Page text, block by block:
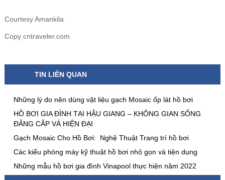
Courtesy Amankila
Copy cntraveler.com
TIN LIÊN QUAN
Những lý do nên dùng vật liệu gạch Mosaic ốp lát hồ bơi
HỒ BƠI GIA ĐÌNH TẠI HẬU GIANG – KHÔNG GIAN SỐNG
ĐẲNG CẤP VÀ HIỆN ĐẠI
Gạch Mosaic Cho Hồ Bơi: Nghệ Thuật Trang trí hồ bơi
Các kiểu phòng máy kỹ thuật hồ bơi nhỏ gọn và tiện dụng
Những mẫu hồ bơi gia đình Vinapool thực hiện năm 2022